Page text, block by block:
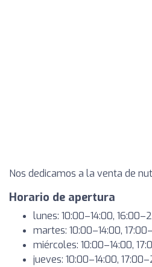
Nos dedicamos a la venta de
Horario de apertura
lunes: 10:00–14:00,
martes: 10:00–14:00,
miércoles: 10:00–14:00,
jueves: 10:00–14:00,